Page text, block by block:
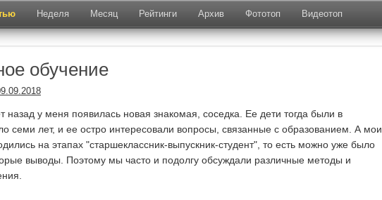
Неделя Месяц Рейтинги Архив Фототоп Видеотоп
обучение
назад у меня появилась новая знакомая, соседка. Ее дети тогда были в
семи лет, и ее остро интересовали вопросы, связанные с образованием. А мои
на этапах "старшеклассник-выпускник-студент", то есть можно уже было
выводы. Поэтому мы часто и подолгу обсуждали различные методы и